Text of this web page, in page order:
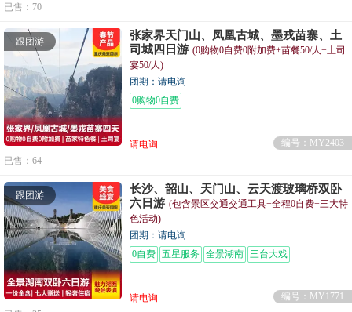
已售：70
跟团游
张家界天门山、凤凰古城、墨戎苗寨、土
司城四日游 (0购物0自费0附加费+苗餐50/人+土司
宴50/人)
团期：请电询
0购物0自费
请电询
编号：MY2403
已售：64
跟团游
长沙、韶山、天门山、云天渡玻璃桥双卧
六日游 (包含景区交通交通工具+全程0自费+三大特
色活动)
团期：请电询
0自费 五星服务 全景湖南 三台大戏
请电询
编号：MY1771